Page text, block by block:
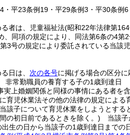
平23条例19・平29条例3・平30条例
者は、児童福祉法(昭和22年法律第
同項の規定により、同法第6条の4
3号の規定により委託されている当該児
日は、 次の各号に掲げる場合の区分に
常勤職員の養育する子の1歳到達日
実上婚姻関係と同様の事情にある者を
育児休業法その他の法律の規定による
該子について育児休業をしようとする
の初日前であるときを除く。) 当該子
生の日から当該子の1歳到達日までの